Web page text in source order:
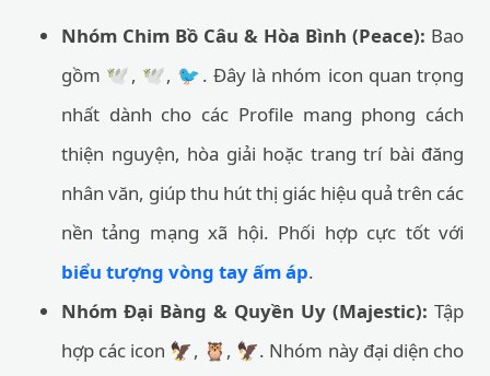
Nhóm Chim Bồ Câu & Hòa Bình (Peace): Bao
gồm 🕊️, 🕊, 🐦. Đây là nhóm icon quan trọng
nhất dành cho các Profile mang phong cách
thiện nguyện, hòa giải hoặc trang trí bài đăng
nhân văn, giúp thu hút thị giác hiệu quả trên các
nền tảng mạng xã hội. Phối hợp cực tốt với
biểu tượng vòng tay ấm áp.
Nhóm Đại Bàng & Quyền Uy (Majestic): Tập
hợp các icon 🦅, 🦉, 🦅. Nhóm này đại diện cho